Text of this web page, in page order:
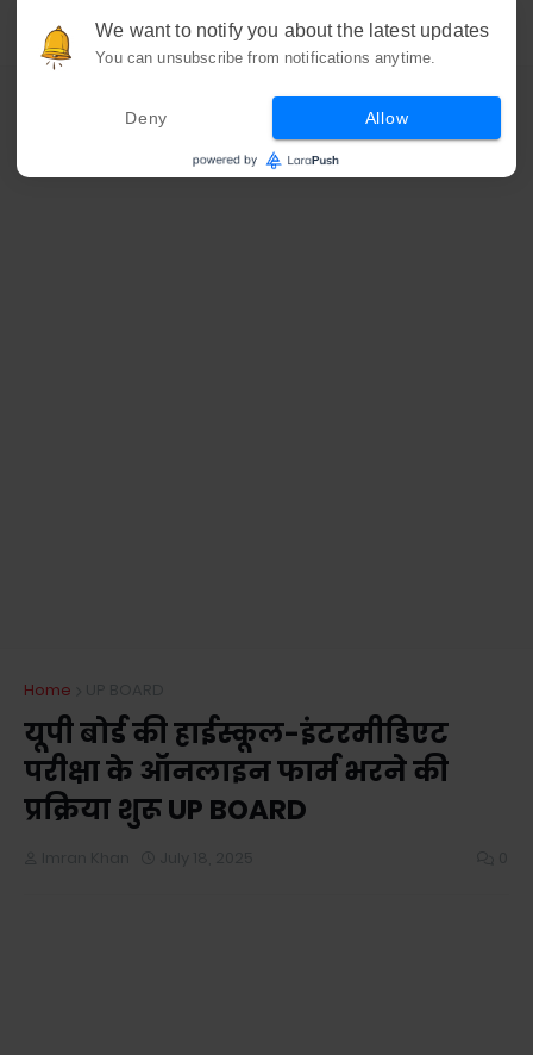
Home
यूपी बोर्ड की हाईस्कूल-इंटरमीडिएट
परीक्षा के ऑनलाइन फार्म भरने की
प्रक्रिया शुरू UP BOARD
We want to notify you about the latest updates
You can unsubscribe from notifications anytime.
Deny Allow